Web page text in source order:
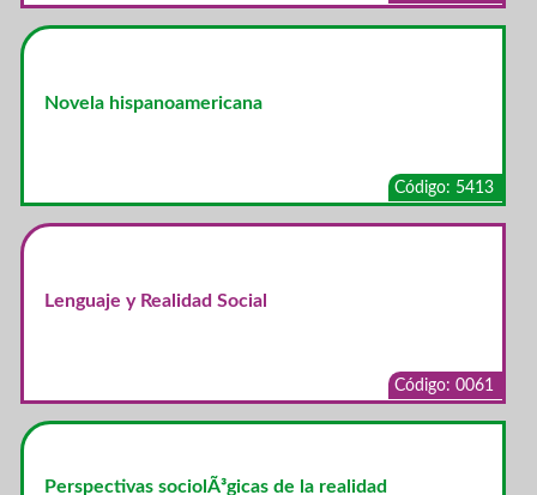
Novela hispanoamericana
Código: 5413
Lenguaje y Realidad Social
Código: 0061
Perspectivas sociolÃ³gicas de la realidad